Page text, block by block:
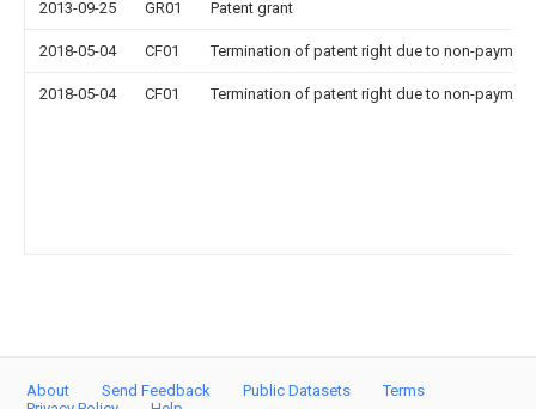
2013-09-25 GR01 Patent grant
2018-05-04 CF01 Termination of patent right due to non-
2018-05-04 CF01 Termination of patent right due to non-
About Send Feedback Public Datasets
Terms